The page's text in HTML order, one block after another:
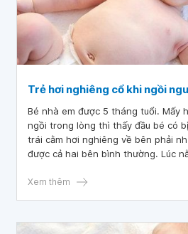
Trẻ hơi nghiêng cổ khi ngồi
Bé nhà em được 5 tháng tuổi. Mấy
ngồi trong lòng thì thấy đầu bé có
trái cằm hơi nghiêng về bên phải
được cả hai bên bình thường. Lúc
em hỏi trẻ hơi nghiêng cổ khi ngồi
Xem thêm